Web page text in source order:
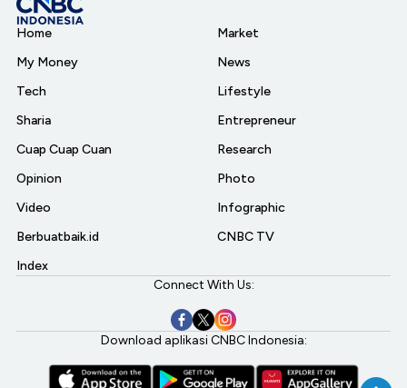
Home
My Money
Tech
Sharia
Cuap Cuap Cuan
Opinion
Video
Berbuatbaik.id
Index
Market
News
Lifestyle
Entrepreneur
Research
Photo
Infographic
CNBC TV
Connect With Us:
Download aplikasi CNBC Indonesia: